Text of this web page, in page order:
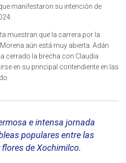
manifestaron su intención de
muestran que la carrera por la
aún está muy abierta. Adán
cerrado la brecha con Claudia
en su principal contendiente en las
e intensa jornada
populares entre las
de Xochimilco.